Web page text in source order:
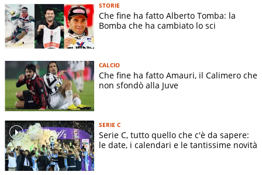
STORIE
Che fine ha fatto Alberto Tomba: la
Bomba che ha cambiato lo sci
CALCIO
Che fine ha fatto Amauri, il Calimero che
non sfondò alla Juve
SERIE C
Serie C, tutto quello che c'è da sapere:
le date, i calendari e le tantissime novità